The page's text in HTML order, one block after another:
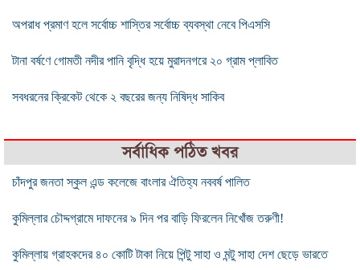
অপরাধ প্রমাণ হলে সর্বোচ্চ শাস্তির সর্বোচ্চ ব্যবস্থা নেবে পিএসসি
টানা বর্ষণে গোমতী নদীর পানি বৃদ্ধি হয়ে মুরাদনগরে ২০ গ্রাম প্লাবিত
সবধরনের ক্রিকেট থেকে ২ বছরের জন্য নিষিদ্ধ সাকিব
সর্বাধিক পঠিত খবর
চাঁদপুর জনতা স্কুল এন্ড কলেজে বাংলার ঐতিহ্য নববর্ষ পালিত
কুমিল্লার চৌদ্দগ্রামে দাফনের ৯ দিন পর বাড়ি ফিরলেন নিখোঁজ তরুণী!
কুমিল্লায় গ্রাহকদের ৪০ কোটি টাকা নিয়ে পিন্টু সাহা ও মন্টু সাহা দেশ ছেড়ে ভারতে